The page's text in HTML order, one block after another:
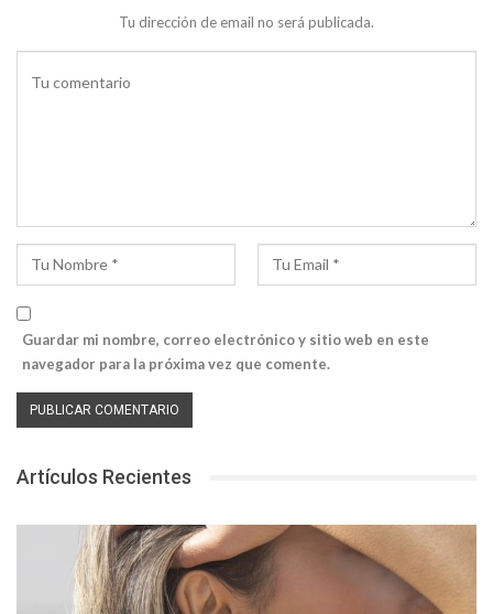
Tu dirección de email no será publicada.
Guardar mi nombre, correo electrónico y sitio web en este
navegador para la próxima vez que comente.
Artículos Recientes